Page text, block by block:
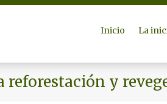
Inicio La
y